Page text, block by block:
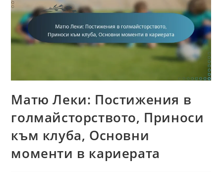
Матю Леки: Постижения в
голмайсторството, Приноси
към клуба, Основни
моменти в кариерата